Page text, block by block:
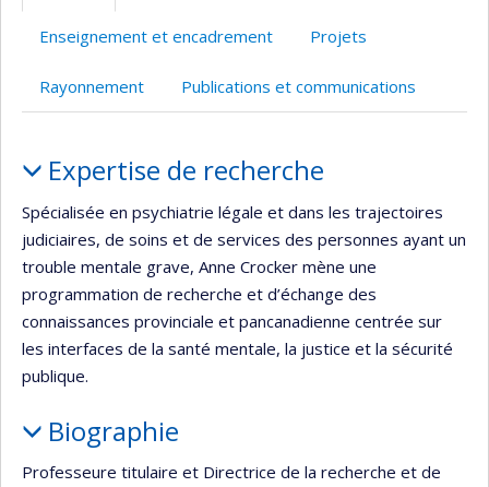
Enseignement et encadrement Projets
Rayonnement Publications et communications
Expertise de recherche
Spécialisée en psychiatrie légale et dans les trajectoires
judiciaires, de soins et de services des personnes ayant un
trouble mentale grave, Anne Crocker mène une
programmation de recherche et d’échange des
connaissances provinciale et pancanadienne centrée sur
les interfaces de la santé mentale, la justice et la sécurité
publique.
Biographie
Professeure titulaire et Directrice de la recherche et de